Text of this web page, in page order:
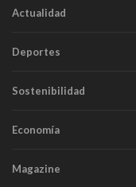
Actualidad
Deportes
Sostenibilidad
Economía
Magazine